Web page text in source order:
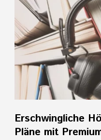
Erschwingliche
Pläne mit